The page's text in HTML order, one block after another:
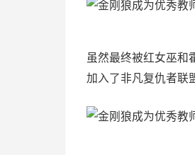
虽然最终被红女巫和
加入了非凡复仇者联